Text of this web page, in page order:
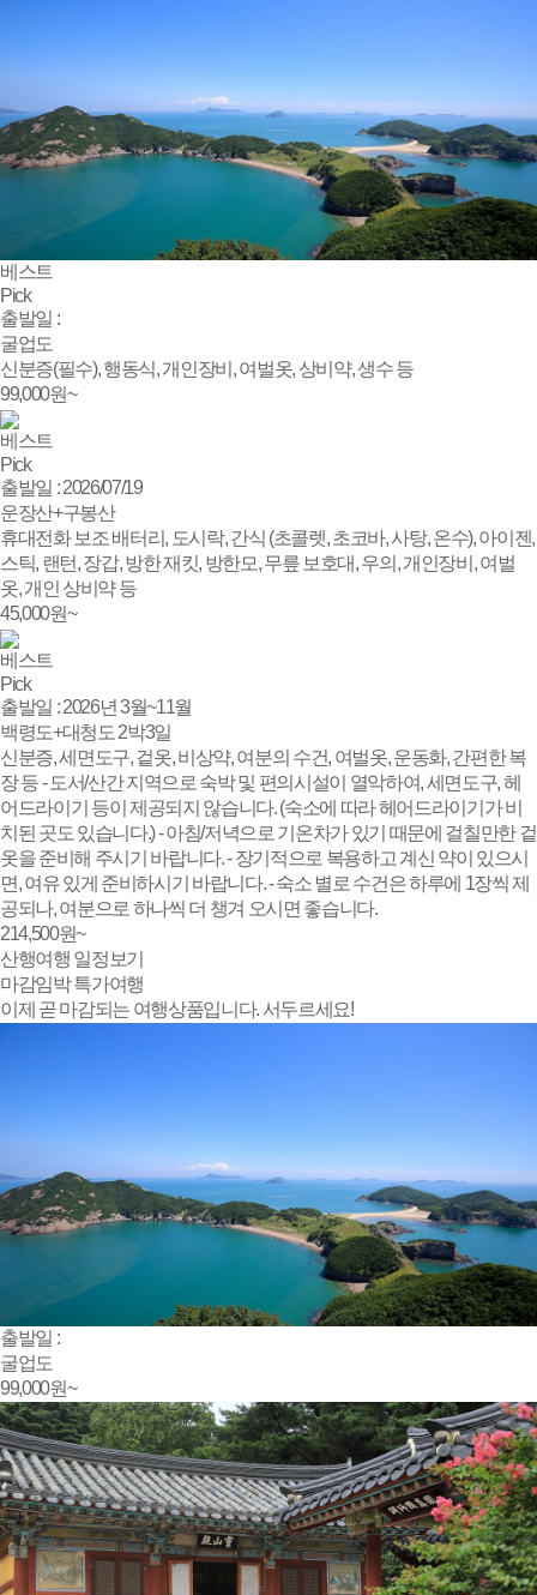
베스트
Pick
출발일 :
굴업도
신분증(필수), 행동식, 개인장비, 여벌옷, 상비약, 생수 등
99,000원~
베스트
Pick
출발일 : 2026/07/19
운장산+구봉산
휴대전화 보조 배터리, 도시락, 간식 (초콜렛, 초코바, 사탕, 온수), 아이젠,
스틱, 랜턴, 장갑, 방한 재킷, 방한모, 무릎 보호대, 우의, 개인장비, 여벌
옷, 개인 상비약 등
45,000원~
베스트
Pick
출발일 : 2026년 3월~11월
백령도+대청도 2박3일
신분증, 세면도구, 겉옷, 비상약, 여분의 수건, 여벌옷, 운동화, 간편한 복
장 등 - 도서/산간 지역으로 숙박 및 편의시설이 열악하여, 세면도구, 헤
어드라이기 등이 제공되지 않습니다. (숙소에 따라 헤어드라이기가 비
치된 곳도 있습니다.) - 아침/저녁으로 기온차가 있기 때문에 걸칠만한 겉
옷을 준비해 주시기 바랍니다. - 장기적으로 복용하고 계신 약이 있으시
면, 여유 있게 준비하시기 바랍니다. - 숙소 별로 수건은 하루에 1장씩 제
공되나, 여분으로 하나씩 더 챙겨 오시면 좋습니다.
214,500원~
산행여행 일정보기
마감임박특가여행
이제 곧 마감되는 여행상품입니다. 서두르세요!
출발일 :
굴업도
99,000원~